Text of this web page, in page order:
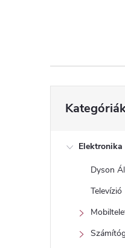
l
sátugrása
Elektronika
Dyson
Televízió